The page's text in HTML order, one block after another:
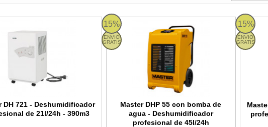
DH 721 - Deshumidificador
de 21l/24h - 390m3
721 - Deshumidificador profesional de 21l/24h - 390m3
15%
ENVIO
GRATIS
Master DHP 55 con bomba de
agua - Deshumidificador
profesional de 45l/24h
Master DHP 55 con bomba de agua - 15%
ENVIO
GRATIS
Master